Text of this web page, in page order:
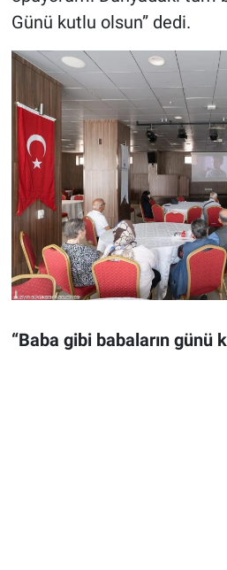
Günü kutlu olsun” dedi.
“Baba gibi babaların günü